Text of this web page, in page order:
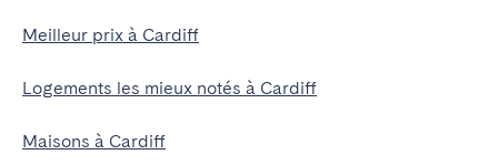
Meilleur prix à Cardiff
Logements les mieux notés à Cardiff
Maisons à Cardiff